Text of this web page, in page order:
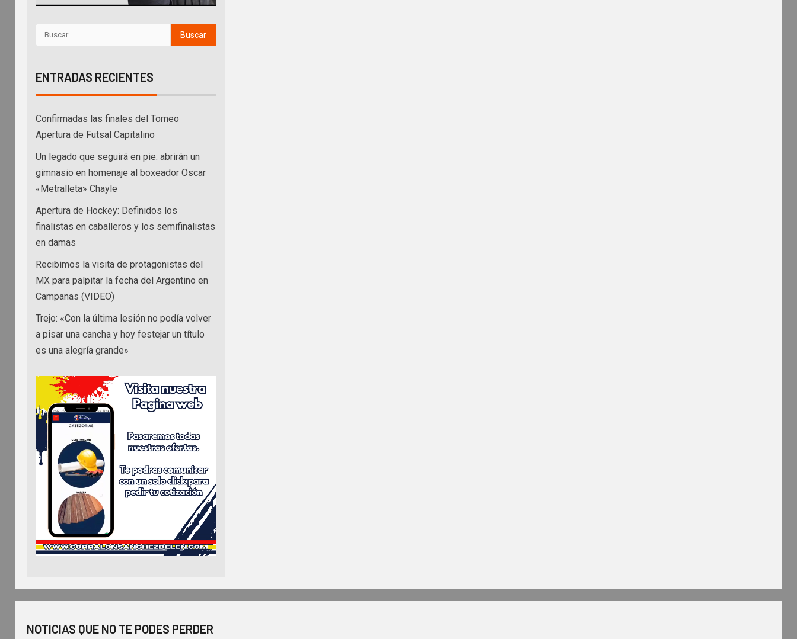
ENTRADAS RECIENTES
Confirmadas las finales del Torneo
Apertura de Futsal Capitalino
Un legado que seguirá en pie: abrirán un
gimnasio en homenaje al boxeador Oscar
«Metralleta» Chayle
Apertura de Hockey: Definidos los
finalistas en caballeros y los semifinalistas
en damas
Recibimos la visita de protagonistas del
MX para palpitar la fecha del Argentino en
Campanas (VIDEO)
Trejo: «Con la última lesión no podía volver
a pisar una cancha y hoy festejar un título
es una alegría grande»
NOTICIAS QUE NO TE PODES PERDER